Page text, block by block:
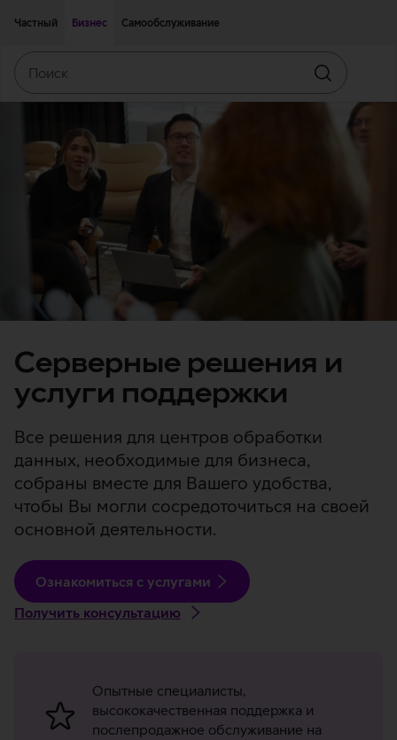
Частный
Бизнес Самообслуживание
Искать
Серверные решения и
услуги поддержки
Все решения для центров обработки
данных, необходимые для бизнеса,
собраны вместе для Вашего удобства,
чтобы Вы могли сосредоточиться на своей
основной деятельности.
Ознакомиться с услугами
Получить консультацию
серверных
решений
Опытные специалисты,
высококачественная поддержка и
послепродажное обслуживание на